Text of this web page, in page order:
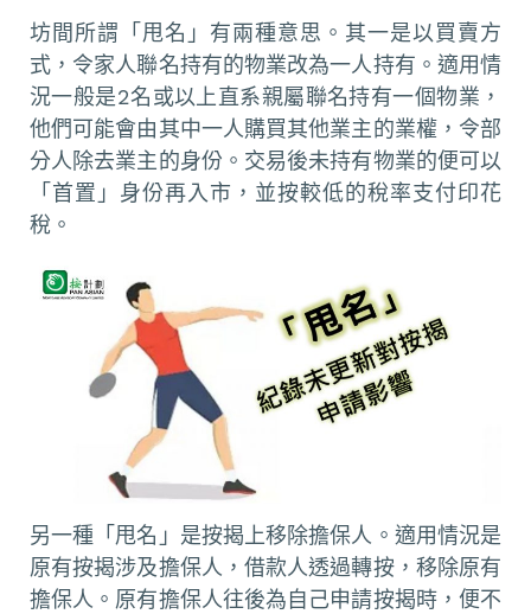
坊間所謂「甩名」有兩種意思。其一是以買賣方
式，令家人聯名持有的物業改為一人持有。適用情
況一般是2名或以上直系親屬聯名持有一個物業，
他們可能會由其中一人購買其他業主的業權，令部
分人除去業主的身份。交易後未持有物業的便可以
「首置」身份再入市，並按較低的稅率支付印花
稅。
另一種「甩名」是按揭上移除擔保人。適用情況是
原有按揭涉及擔保人，借款人透過轉按，移除原有
擔保人。原有擔保人往後為自己申請按揭時，便不